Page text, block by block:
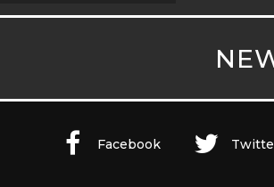
Facebook